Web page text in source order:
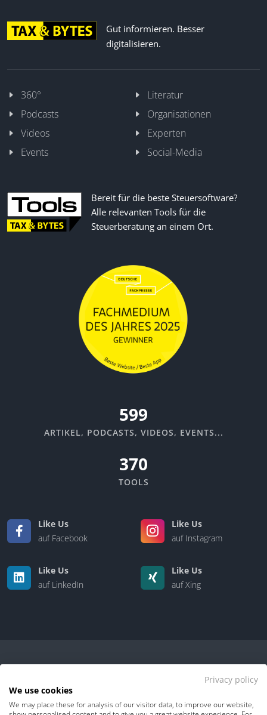
Gut informieren. Besser
digitalisieren.
360°
Literatur
Podcasts
Organisationen
Videos
Experten
Events
Social-Media
Bereit für die beste Steuersoftware?
Alle relevanten Tools für die
Steuerberatung an einem Ort.
635
ARTIKEL, PODCASTS, VIDEOS, EVENTS...
370
TOOLS
Like Us
auf Facebook
Like Us
auf Instagram
Like Us
auf LinkedIn
Like Us
auf Xing
Privacy policy
We use cookies
We may place these for analysis of our visitor data, to improve our website,